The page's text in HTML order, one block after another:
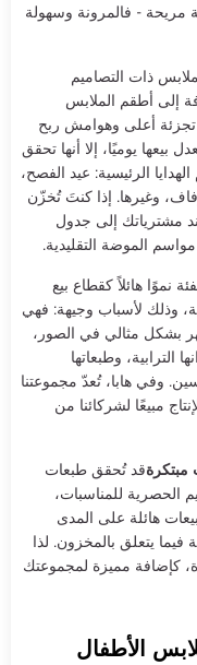
مريحة - فالمرونة وسهولة
ذات التصاميم
إلى أطقم الملابس
تجزئة أعلى وهوامش ربح
بيعها يوميًا، إلا أنها تحقق
الرئيسية: عيد الفصح،
وغيرها. إذا كنتَ تُخزّن
مشترياتك إلى جدول
الموضة التقليدية.
نموًا هائلاً كقطاع بيع
وذلك لأسباب وجيهة: فهي
بشكل مثالي في الصور،
الترابية، وطبعاتها
وفي هابا، تُعدّ مجموعتنا
مبيعًا لشركائنا من
قد تُحقق طبعات
الحصرية للمناسبات،
هائلة على المدى
يتعلق بالمخزون. لذا
كإضافة مميزة لمجموعتك
ملابس الأطفال